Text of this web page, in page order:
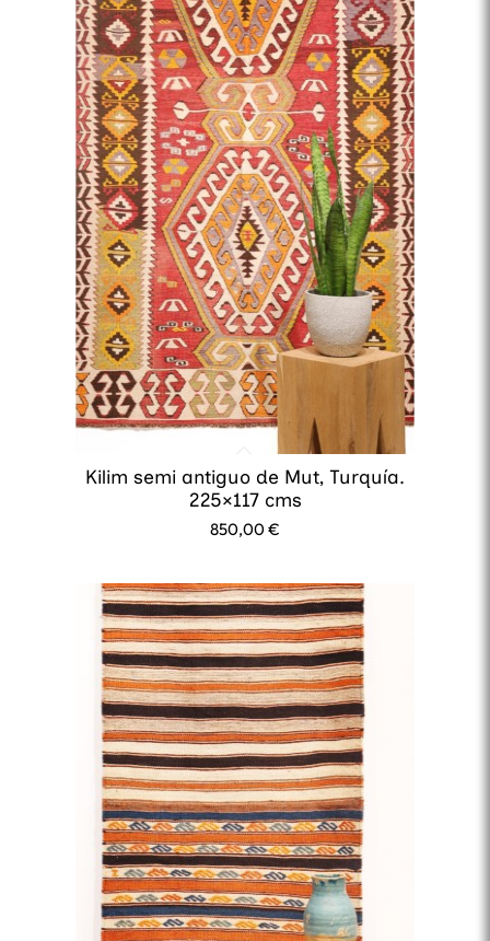
Kilim semi antiguo de Mut, Turquía.
225×117 cms
850,00€